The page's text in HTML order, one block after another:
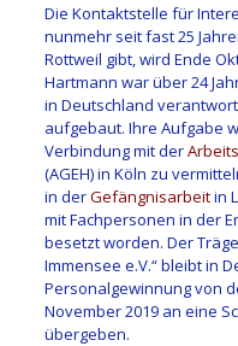
Die Kontaktstelle für
nunmehr seit fast 25
Rottweil gibt, wird Ende
Hartmann war über 24
in Deutschland
aufgebaut. Ihre Aufgabe
Verbindung mit der
(AGEH) in Köln zu
in derGefängnisarbeitin
mit Fachpersonen in der
besetzt worden. Der
Immensee e.V.“ bleibt in
Personalgewinnung von
November 2019 an eine
übergeben.